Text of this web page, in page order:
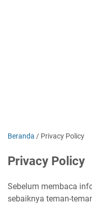
Beranda / Privacy Policy
Privacy Policy
Sebelum membaca
sebaiknya teman-